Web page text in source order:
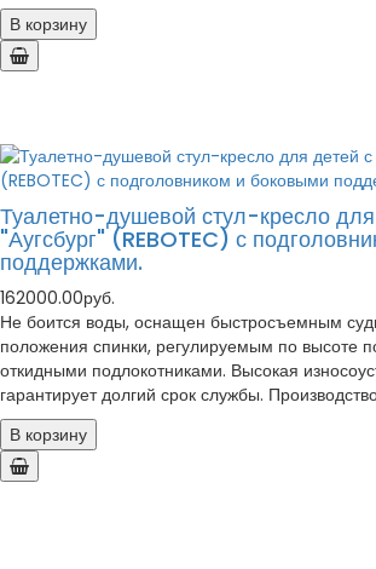
В корзину
Туалетно-душевой стул-кресло
"Аугсбург" (REBOTEC) с
поддержками.
162000.00руб.
Не боится воды, оснащен быстросъемным
положения спинки, регулируемым по высоте
откидными подлокотниками. Высокая
гарантирует долгий срок службы.
В корзину